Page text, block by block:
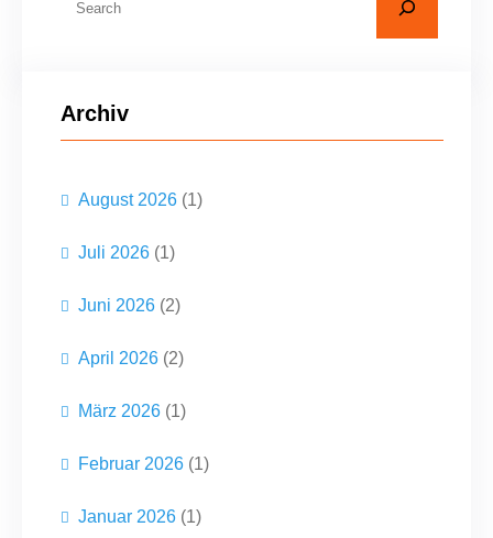
eArchiv
August 2026 (1)
Juli 2026 (1)
Juni 2026 (2)
April 2026 (2)
März 2026 (1)
Februar 2026 (1)
Januar 2026 (1)